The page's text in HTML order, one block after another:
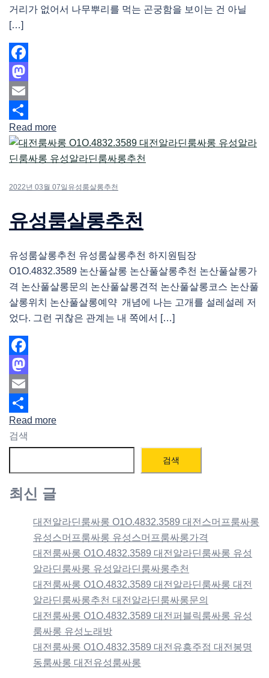
거리가 없어서 나무뿌리를 먹는 곤궁함을 보이는 건 아닐
[…]
Facebook
Mastodon
Email
Share
Read more
2022년 03월 07일 유성룸살롱추천
유성룸살롱추천
유성룸살롱추천 유성룸살롱추천 하지원팀장
O1O.4832.3589 논산풀살롱 논산풀살롱추천 논산풀살롱가
격 논산풀살롱문의 논산풀살롱견적 논산풀살롱코스 논산풀
살롱위치 논산풀살롱예약 개념에 나는 고개를 설레설레 저
었다. 그런 귀찮은 관계는 내 쪽에서 […]
Facebook
Mastodon
Email
Share
Read more
검색
검색
최신 글
대전알라딘룸싸롱 O1O.4832.3589 대전스머프룸싸롱
유성스머프룸싸롱 유성스머프룸싸롱가격
대전룸싸롱 O1O.4832.3589 대전알라딘룸싸롱 유성
알라딘룸싸롱 유성알라딘룸싸롱추천
대전룸싸롱 O1O.4832.3589 대전알라딘룸싸롱 대전
알라딘룸싸롱추천 대전알라딘룸싸롱문의
대전룸싸롱 O1O.4832.3589 대전퍼블릭룸싸롱 유성
룸싸롱 유성노래방
대전룸싸롱 O1O.4832.3589 대전유흥주점 대전봉명
동룸싸롱 대전유성룸싸롱